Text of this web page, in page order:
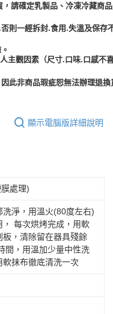
請確定乳製品、冷凍冷藏商
則一經拆封.食用.失溫及保存
主觀因素（尺寸.口味.口感不
此非商品瑕疵恕無法辦理退
顯示電腦版詳細說明
處理)
洗淨，用溫火(80度左右)
， 每次烘烤完成，用軟
板，清除留在器具殘餘
間，用溫加少量中性洗
抹布徹底清洗一次